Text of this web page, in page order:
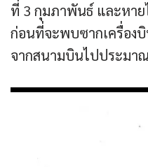
ที่ 3 กุมภาพันธ์ และหาย
ก่อนที่จะพบซากเครื่องบิ
จากสนามบินไปประมา